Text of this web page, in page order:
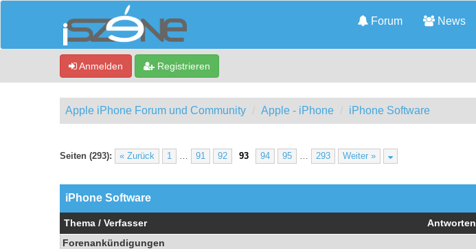
Forum News
Anmelden Registrieren
Apple iPhone Forum und Community Apple - iPhone iPhone Software
Seiten (293): « Zurück 1 91 92 93 94 95 293 Weiter »
iPhone Software
Thema / Verfasser Antworten
Forenankündigungen